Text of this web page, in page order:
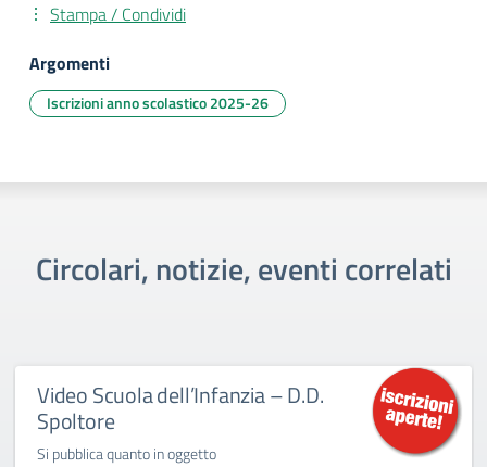
Stampa / Condividi
Argomenti
Iscrizioni anno scolastico 2025-26
Circolari, notizie, eventi correlati
Video Scuola dell’Infanzia – D.D.
Spoltore
Si pubblica quanto in oggetto